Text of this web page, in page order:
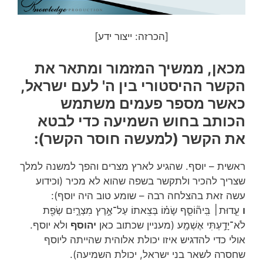
[הכרזה: ייצור ידע]
מכאן, ממשיך המזמור ומתאר את
הקשר ההיסטורי בין ה' לעם ישראל,
כאשר מספר פעמים משתמש
הכותב בחוש השמיעה כדי לבטא
את הקשר (למעשה חוסר הקשר):
ראשית – יוסף. שהגיע לארץ מצרים והפך למשנה למלך
שצריך להכיר ולתקשר בשפה שהוא לא מכיר (וכידוע
עשה זאת בהצלחה רבה – שומע טוב היה יוסף):
ו עֵ֤דוּת׀ בִּֽיה֘וֹסֵ֤ף שָׂמ֗וֹ בְּצֵאתוֹ עַל־אֶ֣רֶץ מִצְרָ֑יִם שְׂפַ֖ת
לֹא־יָדַ֣עְתִּי אֶשְׁמָֽע (מעניין שכתוב כאן יהוסף ולא יוסף.
אולי כדי להדגיש איזו יכולת אלוהית שהייתה ליוסף
שחסרה לשאר בני ישראל, יכולת השמיעה).